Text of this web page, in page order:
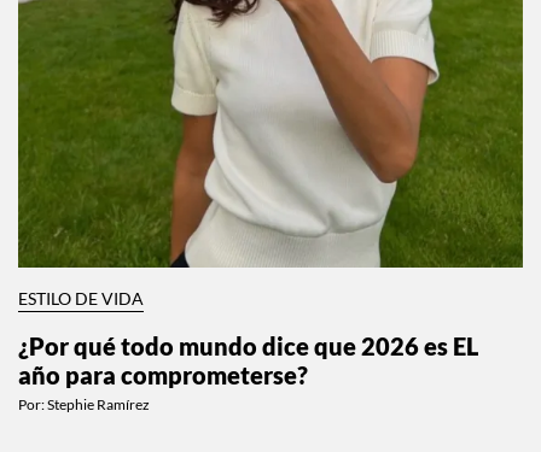
ESTILO DE VIDA
¿Por qué todo mundo dice que 2026 es EL
año para comprometerse?
Por:Stephie Ramírez